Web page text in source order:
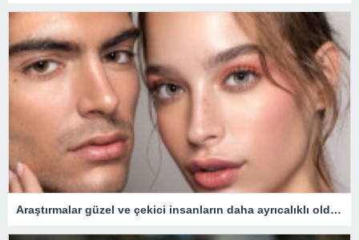
Araştırmalar güzel ve çekici insanların daha ayrıcalıklı olduğunu gösteriyor